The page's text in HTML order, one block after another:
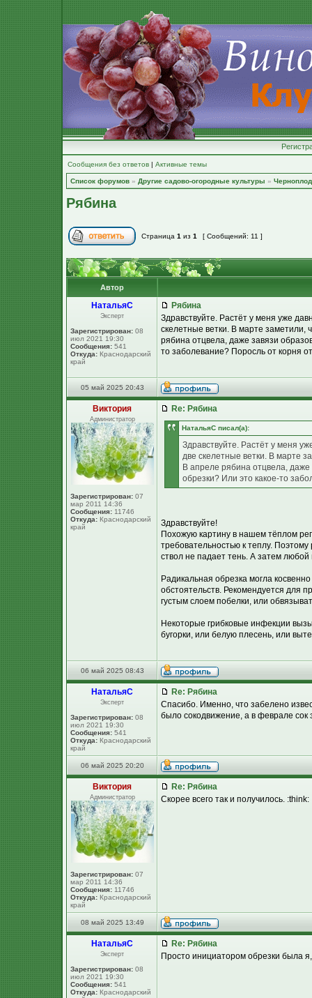
Сообщения без ответов | Активные темы
Список форумов » Другие садово-огородные культуры »
Рябина
Страница 1 из 1 [ Сообщений: 11 ]
Автор
НатальяС
Эксперт
Зарегистрирован: 08
июл 2021 19:30
Сообщения: 541
Откуда: Краснодарский
край
Рябина
Здравствуйте. Растёт у меня уже
скелетные ветки. В марте заметили,
рябина отцвела, даже завязи
то заболевание? Поросль от корня
05 май 2025 20:43
Виктория
Администратор
Зарегистрирован: 07
мар 2011 14:36
Сообщения: 11746
Откуда: Краснодарский
край
Re: Рябина
НатальяС писал(а):
Здравствуйте. Растёт у меня
две скелетные ветки. В марте
В апреле рябина отцвела,
обрезки? Или это какое-то
Здравствуйте!
Похожую картину в нашем тёплом
требовательностью к теплу.
ствол не падает тень. А затем
Радикальная обрезка могла
обстоятельств. Рекомендуется для
густым слоем побелки, или
Некоторые грибковые инфекции
бугорки, или белую плесень, или
06 май 2025 08:43
НатальяС
Эксперт
Зарегистрирован: 08
июл 2021 19:30
Сообщения: 541
Откуда: Краснодарский
край
Re: Рябина
Спасибо. Именно, что забелено
было сокодвижение, а в феврале
06 май 2025 20:20
Виктория
Администратор
Зарегистрирован: 07
мар 2011 14:36
Сообщения: 11746
Откуда: Краснодарский
край
Re: Рябина
Скорее всего так и получилось. :think:
08 май 2025 13:49
НатальяС
Эксперт
Зарегистрирован: 08
июл 2021 19:30
Сообщения: 541
Откуда: Краснодарский
Re: Рябина
Просто инициатором обрезки была